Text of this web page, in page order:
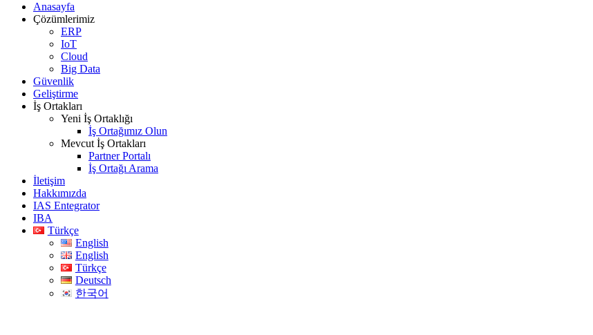
Anasayfa
Çözümlerimiz
ERP
IoT
Cloud
Big Data
Güvenlik
Geliştirme
İş Ortakları
Yeni İş Ortaklığı
İş Ortağımız Olun
Mevcut İş Ortakları
Partner Portalı
İş Ortağı Arama
İletişim
Hakkımızda
IAS Entegrator
IBA
Türkçe
English
English
Türkçe
Deutsch
한국어